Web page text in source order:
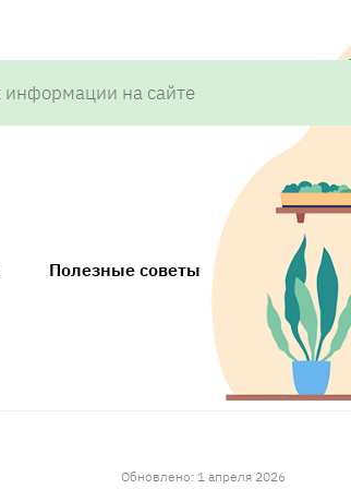
Полезные советы
Обновлено: 1 апреля 2026